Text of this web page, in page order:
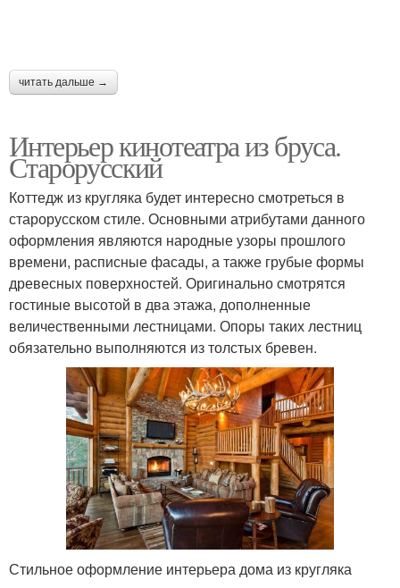
читать дальше →
Интерьер кинотеатра из бруса.
Старорусский
Коттедж из кругляка будет интересно смотреться в
старорусском стиле. Основными атрибутами данного
оформления являются народные узоры прошлого
времени, расписные фасады, а также грубые формы
древесных поверхностей. Оригинально смотрятся
гостиные высотой в два этажа, дополненные
величественными лестницами. Опоры таких лестниц
обязательно выполняются из толстых бревен.
Стильное оформление интерьера дома из кругляка